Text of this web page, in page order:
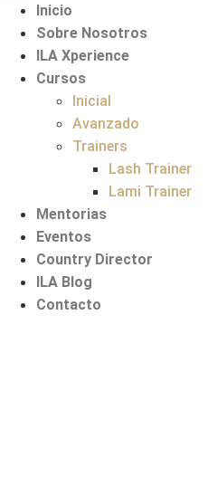
Inicio
Sobre Nosotros
ILA Xperience
Cursos
Inicial
Avanzado
Trainers
Lash Trainer
Lami Trainer
Mentorias
Eventos
Country Director
ILA Blog
Contacto